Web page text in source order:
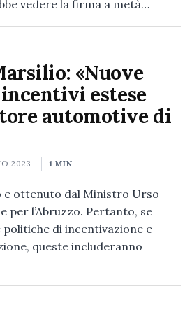
vedere la firma a metà…
«Nuove
estese
automotive di
2023 1 MIN
e ottenuto dal Ministro Urso
per l’Abruzzo. Pertanto, se
di incentivazione e
queste includeranno